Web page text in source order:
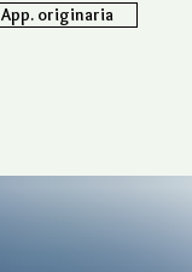
App. originaria